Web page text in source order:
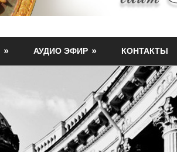
АУДИО ЭФИР КОНТАКТЫ